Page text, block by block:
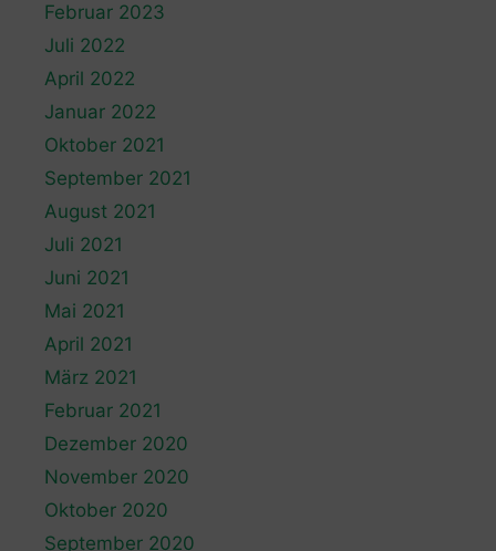
Februar 2023
Juli 2022
April 2022
Januar 2022
Oktober 2021
September 2021
August 2021
Juli 2021
Juni 2021
Mai 2021
April 2021
März 2021
Februar 2021
Dezember 2020
November 2020
Oktober 2020
September 2020